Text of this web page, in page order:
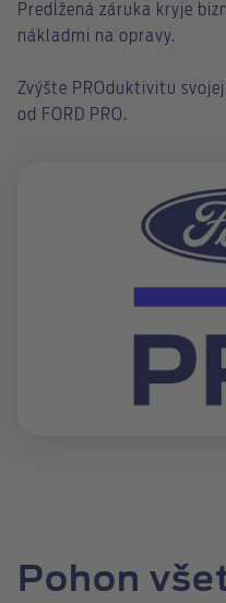
Predĺžená záruka kryje
nákladmi na opravy.
Zvýšte PROduktivitu
od FORD PRO.
Pohon